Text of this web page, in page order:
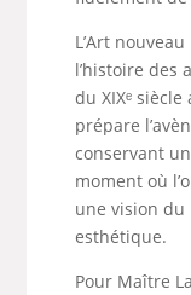
L’Art
l’histoire des
du XIXᵉ
prépare
conservant
moment où
une vision
esthétique.
Pour Maître